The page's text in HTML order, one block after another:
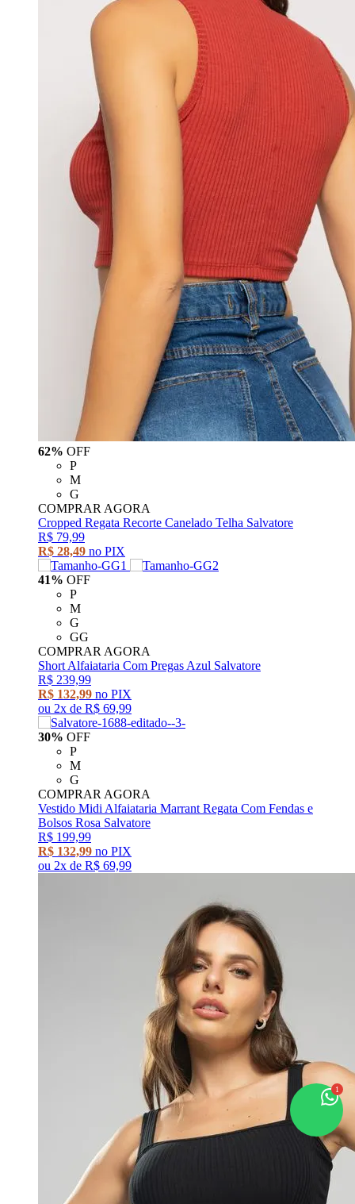
62% OFF
P
M
G
COMPRAR AGORA
Cropped Regata Recorte Canelado Telha Salvatore
R$ 79,99
R$ 28,49 no PIX
41% OFF
P
M
G
GG
COMPRAR AGORA
Short Alfaiataria Com Pregas Azul Salvatore
R$ 239,99
R$ 132,99 no PIX
ou 2x de R$ 69,99
30% OFF
P
M
G
COMPRAR AGORA
Vestido Midi Alfaiataria Marrant Regata Com Fendas e
Bolsos Rosa Salvatore
R$ 199,99
R$ 132,99 no PIX
ou 2x de R$ 69,99